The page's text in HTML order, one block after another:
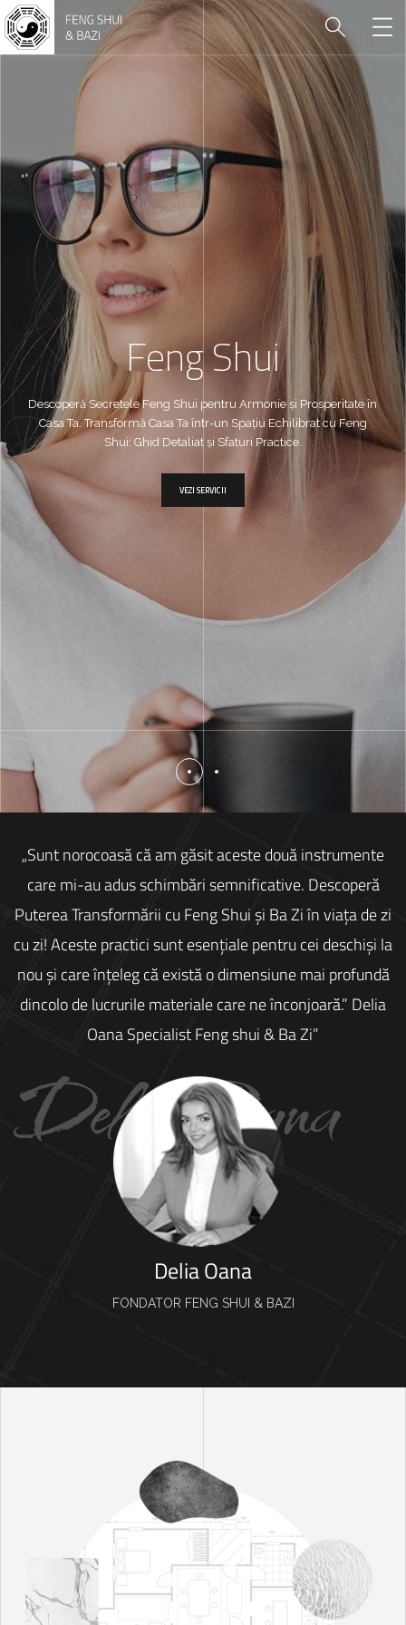
Feng Shui
Descoperă Secretele Feng Shui pentru Armonie și Prosperitate în
Casa Ta. Transformă Casa Ta într-un Spațiu Echilibrat cu Feng
Shui: Ghid Detaliat și Sfaturi Practice.
VEZI SERVICII
„Sunt norocoasă că am găsit aceste două instrumente
care mi-au adus schimbări semnificative. Descoperă
Puterea Transformării cu Feng Shui și Ba Zi în viața de zi
cu zi! Aceste practici sunt esențiale pentru cei deschiși la
nou și care înțeleg că există o dimensiune mai profundă
dincolo de lucrurile materiale care ne înconjoară.” Delia
Oana Specialist Feng shui & Ba Zi”
Delia Oana
FONDATOR FENG SHUI & BAZI